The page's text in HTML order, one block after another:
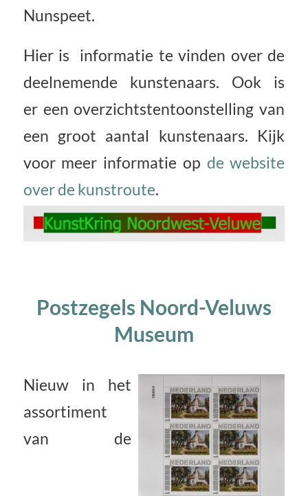
Nunspeet.
Hier is informatie te vinden over de
deelnemende kunstenaars. Ook is
er een overzichtstentoonstelling van
een groot aantal kunstenaars. Kijk
voor meer informatie op de website
over de kunstroute.
Postzegels Noord-Veluws
Museum
Nieuw in het
assortiment
van de